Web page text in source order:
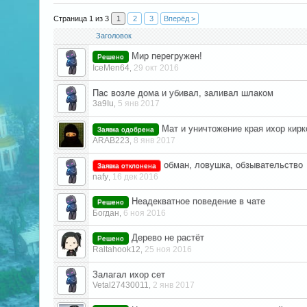
Страница 1 из 3 1 2 3 Вперёд >
Заголовок
Решено Мир перегружен!
IceMen64 29 окт 2016
Пас возле дома и убивал, заливал шлаком
3a9Iu 5 янв 2017
Заявка одобрена Мат и уничтожение края ихор
ARAB223 8 янв 2017
Заявка отклонена обман, ловушка, обзывательство
nafy 16 дек 2016
Решено Неадекватное поведение в чате
Богдан 6 ноя 2016
Решено Дерево не растёт
Raltahook12 25 ноя 2016
Залагал ихор сет
Vetal27430011 2 янв 2017